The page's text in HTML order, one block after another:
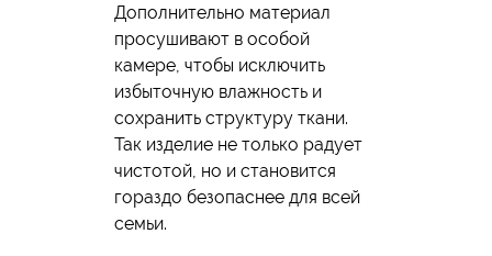
Дополнительно материал
просушивают в особой
камере, чтобы исключить
избыточную влажность и
сохранить структуру ткани.
Так изделие не только радует
чистотой, но и становится
гораздо безопаснее для всей
семьи.